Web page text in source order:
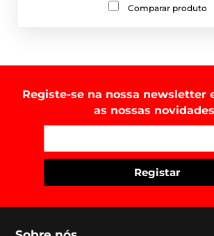
Comparar produto
Registe-se na nossa newsletter
as nossas